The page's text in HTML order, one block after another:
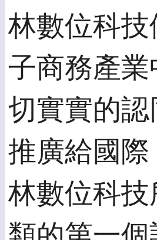
林數位科
子商務產
切實實的
推廣給國際
林數位科